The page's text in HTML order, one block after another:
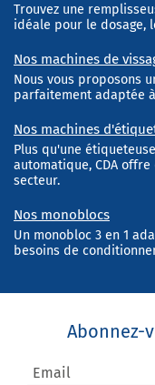
Trouvez une
idéale pour le dosage,
Nos machines de
Nous vous proposons
parfaitement adaptée
Nos machines
Plus qu'une
automatique, CDA
secteur.
Nos monoblocs
Un monobloc 3 en 1
besoins de
Abonnez-
Email